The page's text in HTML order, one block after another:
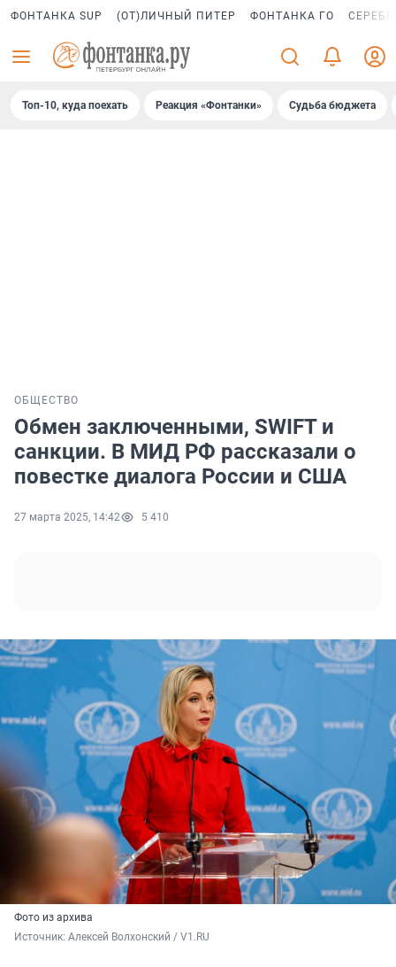
ФОНТАНКА SUP (ОТ)ЛИЧНЫЙ ПИТЕР ФОНТАНКА ГО
Топ-10, куда поехать Реакция «Фонтанки» Судьба бюджета
ОБЩЕСТВО
Обмен заключенными, SWIFT и
санкции. В МИД РФ рассказали о
повестке диалога России и США
27 марта 2025, 14:42 5 410
Фото из архива
Источник: Алексей Волхонский / V1.RU